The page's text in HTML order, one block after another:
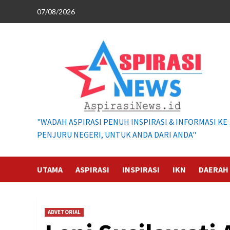
07/08/2026
"WADAH ASPIRASI PENUH INSPIRASI & INFORMASI KE
PENJURU NEGERI, UNTUK ANDA DARI ANDA"
UTAMA ASPIRASI INSPIRASI IKN DAERAH
ADVETORIAL